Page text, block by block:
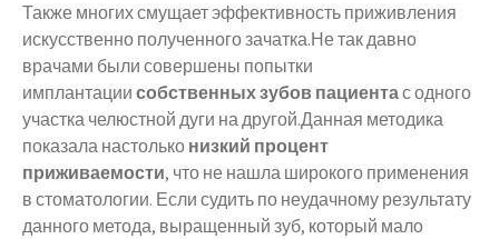
Также многих смущает эффективность приживления
искусственно полученного зачатка.Не так давно
врачами были совершены попытки
имплантациисобственных зубов пациентас одного
участка челюстной дуги на другой.Данная методика
показала настольконизкий процент
приживаемости, что не нашла широкого применения
в стоматологии. Если судить по неудачному результату
данного метода, выращенный зуб, который мало